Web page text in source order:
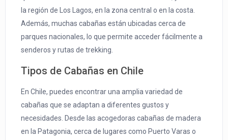
la región de Los Lagos, en la zona central o en la costa.
Además, muchas cabañas están ubicadas cerca de
parques nacionales, lo que permite acceder fácilmente a
senderos y rutas de trekking.
Tipos de Cabañas en Chile
En Chile, puedes encontrar una amplia variedad de
cabañas que se adaptan a diferentes gustos y
necesidades. Desde las acogedoras cabañas de madera
en la Patagonia, cerca de lugares como Puerto Varas o